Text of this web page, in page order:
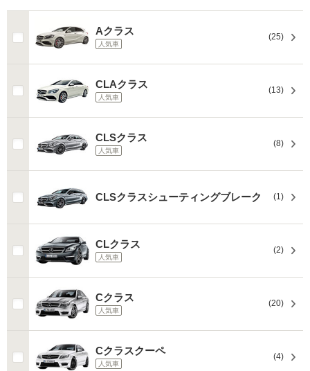
Aクラス
人気車
(25)
CLAクラス
人気車
(13)
CLSクラス
人気車
(8)
CLSクラスシューティングブレーク (1)
CLクラス
人気車
(2)
Cクラス
人気車
(20)
Cクラスクーペ
人気車
(4)